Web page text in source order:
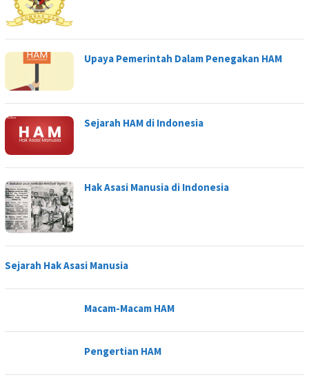
Upaya Pemerintah Dalam Penegakan HAM
Sejarah HAM di Indonesia
Hak Asasi Manusia di Indonesia
Sejarah Hak Asasi Manusia
Macam-Macam HAM
Pengertian HAM